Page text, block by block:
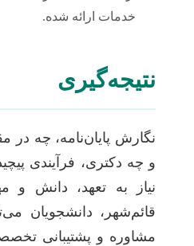
خدمات ارائه شده.
نتیجه‌گیری
نگارش پایان‌نامه، چه
و چه دکتری، فرآیندی
نیاز به تعهد، دانش و
قائم‌شهر، دانشجویان
مشاوره و پشتیبانی